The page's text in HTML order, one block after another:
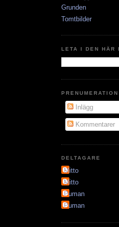
Grunden
Tomtbilder
LETA I DEN HÄR
PRENUMERATION
Inlägg
Kommentarer
DELTAGARE
Mitto
Mitto
Puman
Puman